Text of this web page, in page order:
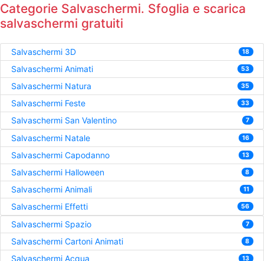
Categorie Salvaschermi. Sfoglia e scarica
salvaschermi gratuiti
Salvaschermi 3D 18
Salvaschermi Animati 53
Salvaschermi Natura 35
Salvaschermi Feste 33
Salvaschermi San Valentino 7
Salvaschermi Natale 16
Salvaschermi Capodanno 13
Salvaschermi Halloween 8
Salvaschermi Animali 11
Salvaschermi Effetti 56
Salvaschermi Spazio 7
Salvaschermi Cartoni Animati 8
Salvaschermi Acqua 13